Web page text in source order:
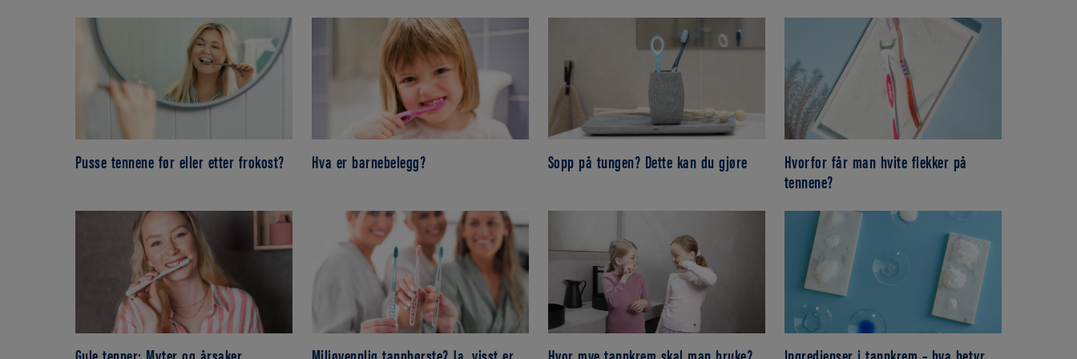
Pusse tennene før eller etter frokost? Hva er barnebelegg? Sopp på tungen? Dette kan du gjøre
Hvorfor får man hvite flekker på
tennene?